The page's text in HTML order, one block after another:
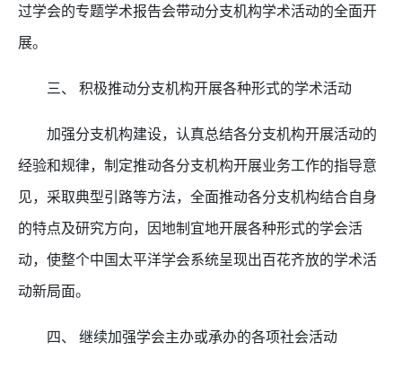
过学会的专题学术报告会带动分支机构学术活动的全面开
展。
三、 积极推动分支机构开展各种形式的学术活动
加强分支机构建设，认真总结各分支机构开展活动的
经验和规律，制定推动各分支机构开展业务工作的指导意
见，采取典型引路等方法，全面推动各分支机构结合自身
的特点及研究方向，因地制宜地开展各种形式的学会活
动，使整个中国太平洋学会系统呈现出百花齐放的学术活
动新局面。
四、 继续加强学会主办或承办的各项社会活动